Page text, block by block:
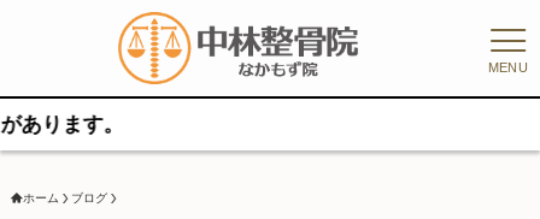
MENU
ホーム ブログ